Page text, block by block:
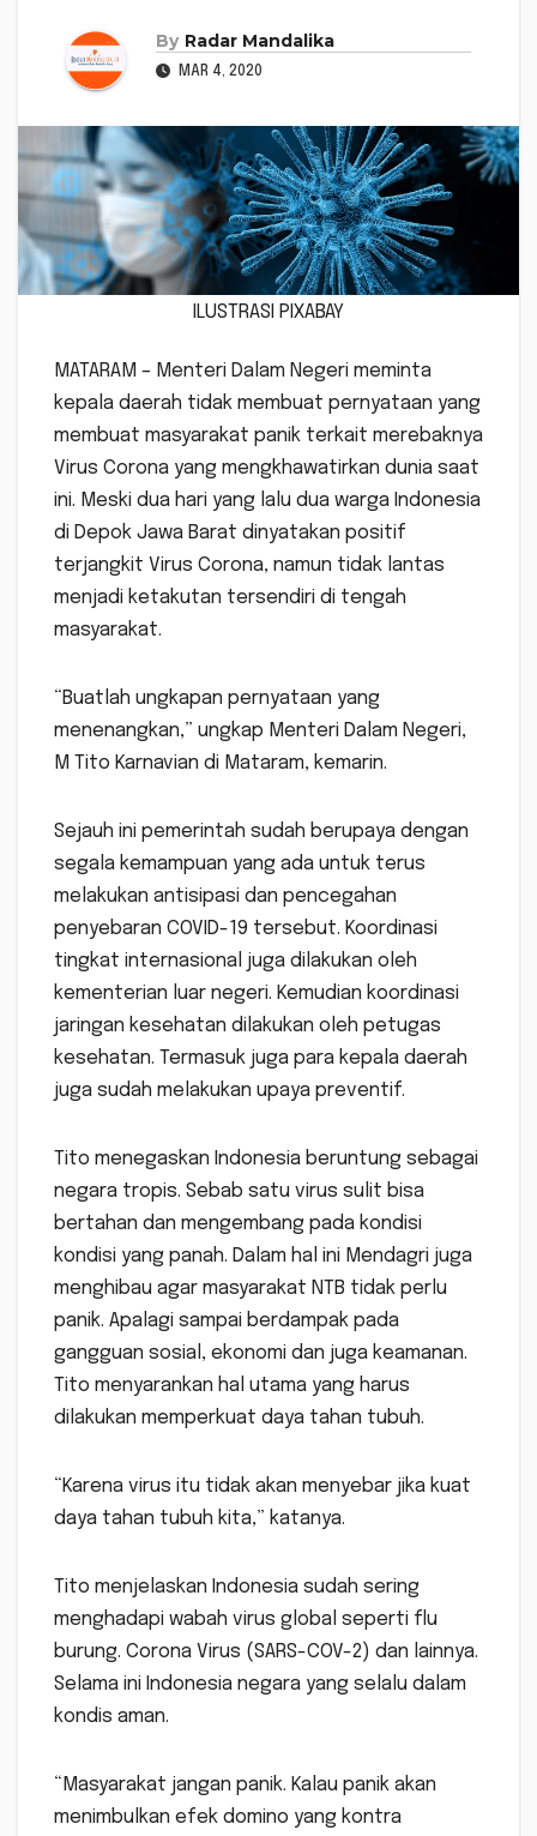
By Radar Mandalika
MAR 4, 2020
ILUSTRASI PIXABAY
MATARAM – Menteri Dalam Negeri meminta
kepala daerah tidak membuat pernyataan yang
membuat masyarakat panik terkait merebaknya
Virus Corona yang mengkhawatirkan dunia saat
ini. Meski dua hari yang lalu dua warga Indonesia
di Depok Jawa Barat dinyatakan positif
terjangkit Virus Corona, namun tidak lantas
menjadi ketakutan tersendiri di tengah
masyarakat.
“Buatlah ungkapan pernyataan yang
menenangkan,” ungkap Menteri Dalam Negeri,
M Tito Karnavian di Mataram, kemarin.
Sejauh ini pemerintah sudah berupaya dengan
segala kemampuan yang ada untuk terus
melakukan antisipasi dan pencegahan
penyebaran COVID-19 tersebut. Koordinasi
tingkat internasional juga dilakukan oleh
kementerian luar negeri. Kemudian koordinasi
jaringan kesehatan dilakukan oleh petugas
kesehatan. Termasuk juga para kepala daerah
juga sudah melakukan upaya preventif.
Tito menegaskan Indonesia beruntung sebagai
negara tropis. Sebab satu virus sulit bisa
bertahan dan mengembang pada kondisi
kondisi yang panah. Dalam hal ini Mendagri juga
menghibau agar masyarakat NTB tidak perlu
panik. Apalagi sampai berdampak pada
gangguan sosial, ekonomi dan juga keamanan.
Tito menyarankan hal utama yang harus
dilakukan memperkuat daya tahan tubuh.
“Karena virus itu tidak akan menyebar jika kuat
daya tahan tubuh kita,” katanya.
Tito menjelaskan Indonesia sudah sering
menghadapi wabah virus global seperti flu
burung. Corona Virus (SARS-COV-2) dan lainnya.
Selama ini Indonesia negara yang selalu dalam
kondis aman.
“Masyarakat jangan panik. Kalau panik akan
menimbulkan efek domino yang kontra